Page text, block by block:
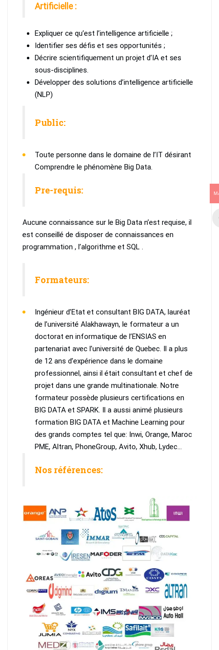
Artificielle :
Expliquer ce qu’est l’intelligence artificielle ;
Identifier ses défis et ses opportunités ;
Décrire scientifiquement un projet d’IA et ses
sous-disciplines.
Développer des solutions d’intelligence artificielle
(NLP)
Public:
Toute personne dans le domaine de l’IT désirant
Comprendre le phénomène Big Data.
Pre-requis:
Aucune connaissance sur le Big Data n’est requise, il
est conseillé de disposer de connaissances en
programmation , l’algorithme et SQL .
Formateurs:
Ingénieur d’Etat et consultant BIG DATA, lauréat
de l’université Alakhawayn, le formateur a un
doctorat en informatique de l’ENSIAS en
partenariat avec l’université de Quebec. Il a plus
de 12 ans d’expérience dans le domaine
professionnel, ainsi il était consultant et chef de
projet dans une grande multinationale. Notre
formateur possède plusieurs certifications en
BIG DATA et SPARK. Il a aussi animé plusieurs
formation BIG DATA et Machine Learning pour
des grands comptes tel que: Inwi, Orange, Maroc
PME, Altran, PhoneGroup, Avito, Xhub, Lydec…
Nos références: